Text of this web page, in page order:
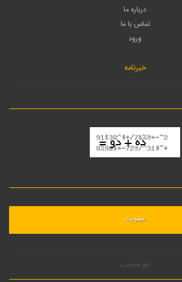
درباره ما
تماس با ما
ورود
خبرنامه
لغو عضویت